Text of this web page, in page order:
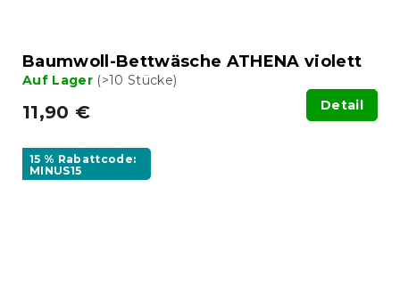
Baumwoll-Bettwäsche ATHENA violett
Auf Lager (>10 Stücke)
11,90 € Detail
15 % Rabattcode:
MINUS15